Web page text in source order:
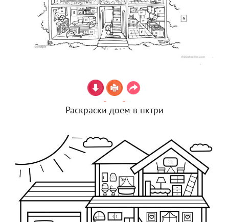
Раскраски доем в нктри